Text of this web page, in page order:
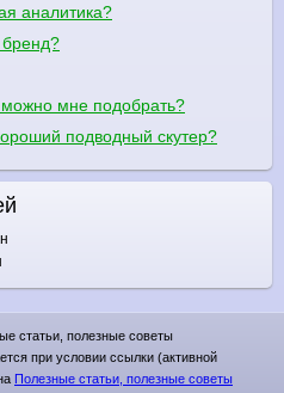
аналитика?
бренд?
мне подобрать?
подводный скутер?
статьи, полезные советы
при условии ссылки (активной
Полезные статьи, полезные советы